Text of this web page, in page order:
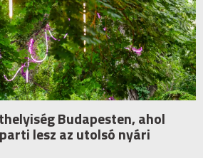
Budapesten, ahol
lesz az utolsó nyári